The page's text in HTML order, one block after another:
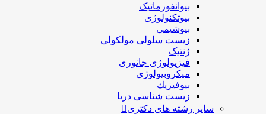
بیوانفورماتیک
بیوتکنولوژی
بیوشیمی
زیست سلولی مولکولی
ژنتیک
فیزیولوژی جانوری
میکروبیولوژی
بيوفيزيك
زیست شناسی دریا
سایر رشته های دکتری